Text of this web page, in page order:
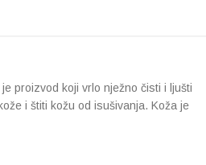
proizvod koji vrlo nježno čisti i ljušti
i štiti kožu od isušivanja. Koža je